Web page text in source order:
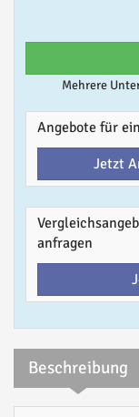
Mehrere
Angebote für
Jetzt
anfragen
Beschreibung